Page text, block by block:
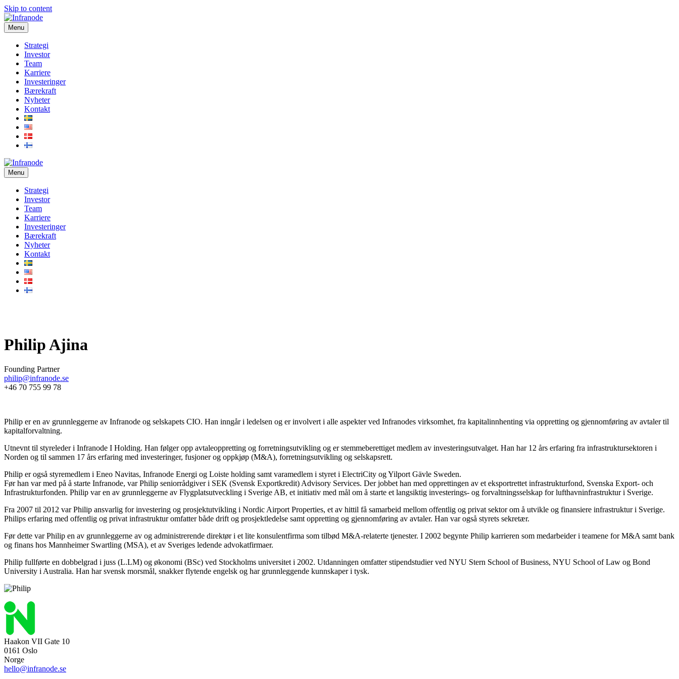
Skip to content
Menu
Strategi
Investor
Team
Karriere
Investeringer
Bærekraft
Nyheter
Kontakt
Menu
Strategi
Investor
Team
Karriere
Investeringer
Bærekraft
Nyheter
Kontakt
Philip Ajina
Founding Partner
philip@infranode.se
+46 70 755 99 78
Philip er en av grunnleggerne av Infranode og selskapets CIO. Han inngår i ledelsen og er involvert i alle aspekter ved Infranodes virksomhet, fra kapitalinnhenting via oppretting og gjennomføring av avtaler til
kapitalforvaltning.
Utnevnt til styreleder i Infranode I Holding. Han følger opp avtaleoppretting og forretningsutvikling og er stemmeberettiget medlem av investeringsutvalget. Han har 12 års erfaring fra infrastruktursektoren i
Norden og til sammen 17 års erfaring med investeringer, fusjoner og oppkjøp (M&A), forretningsutvikling og selskapsrett.
Philip er også styremedlem i Eneo Navitas, Infranode Energi og Loiste holding samt varamedlem i styret i ElectriCity og Yilport Gävle Sweden.
Før han var med på å starte Infranode, var Philip seniorrådgiver i SEK (Svensk Exportkredit) Advisory Services. Der jobbet han med opprettingen av et eksportrettet infrastrukturfond, Svenska Export- och
Infrastrukturfonden. Philip var en av grunnleggerne av Flygplatsutveckling i Sverige AB, et initiativ med mål om å starte et langsiktig investerings- og forvaltningsselskap for lufthavninfrastruktur i Sverige.
Fra 2007 til 2012 var Philip ansvarlig for investering og prosjektutvikling i Nordic Airport Properties, et av hittil få samarbeid mellom offentlig og privat sektor om å utvikle og finansiere infrastruktur i Sverige.
Philips erfaring med offentlig og privat infrastruktur omfatter både drift og prosjektledelse samt oppretting og gjennomføring av avtaler. Han var også styrets sekretær.
Før dette var Philip en av grunnleggerne av og administrerende direktør i et lite konsulentfirma som tilbød M&A-relaterte tjenester. I 2002 begynte Philip karrieren som medarbeider i teamene for M&A samt bank
og finans hos Mannheimer Swartling (MSA), et av Sveriges ledende advokatfirmaer.
Philip fullførte en dobbelgrad i juss (L.LM) og økonomi (BSc) ved Stockholms universitet i 2002. Utdanningen omfatter stipendstudier ved NYU Stern School of Business, NYU School of Law og Bond
University i Australia. Han har svensk morsmål, snakker flytende engelsk og har grunnleggende kunnskaper i tysk.
Haakon VII Gate 10
0161 Oslo
Norge
hello@infranode.se